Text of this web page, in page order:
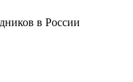
в России